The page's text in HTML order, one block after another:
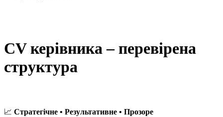
CV керівника – перевірена
структура
📈 Стратегічне • Результативне • Прозоре